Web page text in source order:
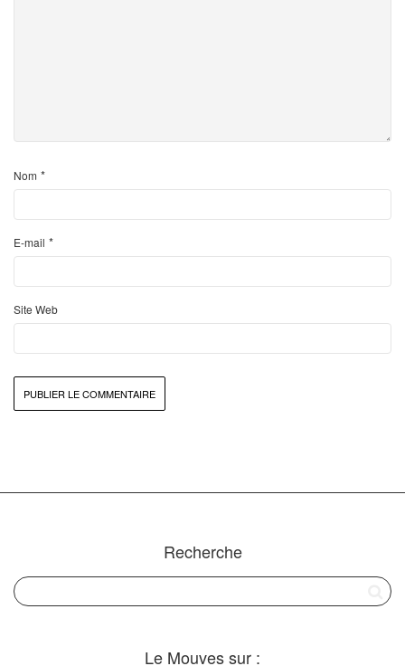
Nom *
E-mail *
Site Web
Recherche
Le Mouves sur :